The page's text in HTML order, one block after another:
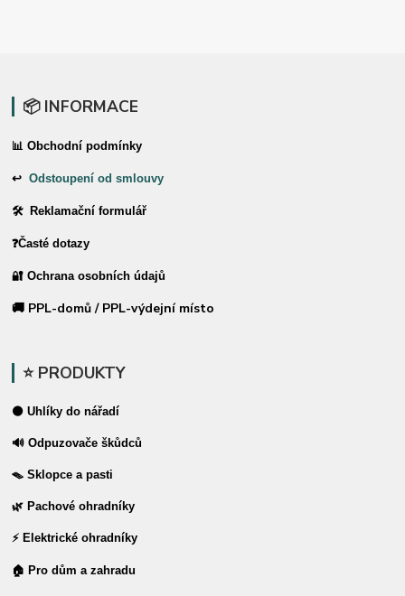
📦 INFORMACE
📊 Obchodní podmínky
↩Odstoupení od smlouvy
🛠 Reklamační formulář
❓Časté dotazy
🔐 Ochrana osobních údajů
🚚 PPL-domů / PPL-výdejní místo
⭐ PRODUKTY
⚫ Uhlíky do nářadí
🔊 Odpuzovače škůdců
🪤 Sklopce a pasti
🌿 Pachové ohradníky
⚡ Elektrické ohradníky
🏠 Pro dům a zahradu